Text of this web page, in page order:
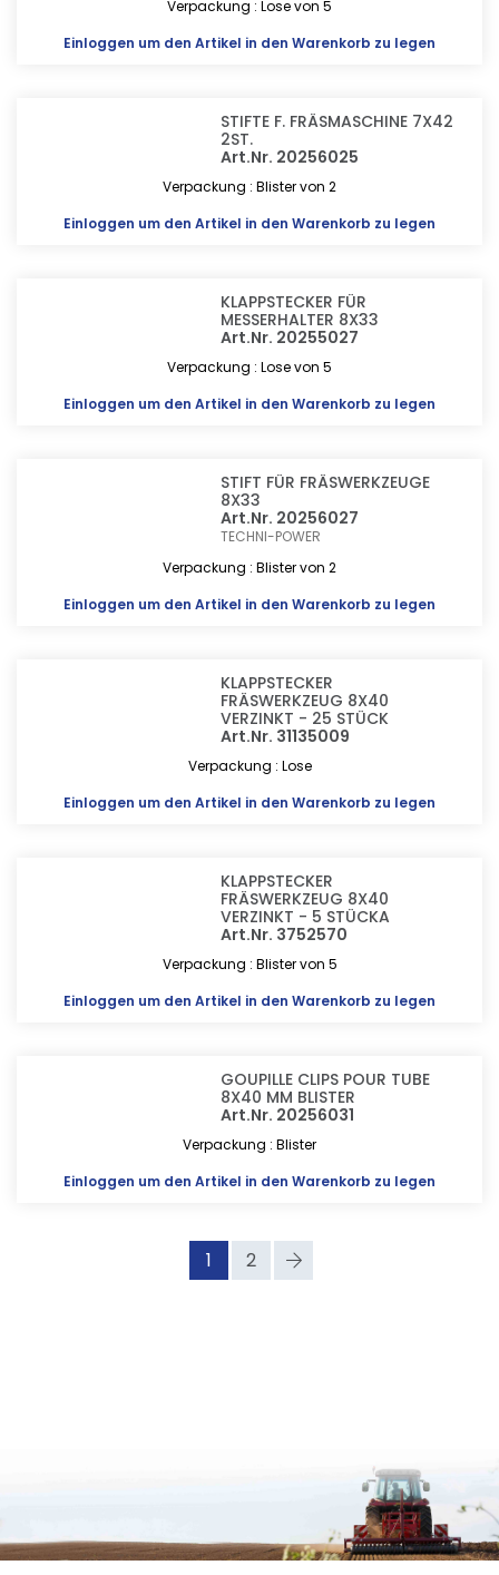
Verpackung : Lose von 5
Einloggen um den Artikel in den Warenkorb zu legen
STIFTE F. FRÄSMASCHINE 7X42
2ST.
Art.Nr. 20256025
Verpackung : Blister von 2
Einloggen um den Artikel in den Warenkorb zu legen
KLAPPSTECKER FÜR
MESSERHALTER 8X33
Art.Nr. 20255027
Verpackung : Lose von 5
Einloggen um den Artikel in den Warenkorb zu legen
STIFT FÜR FRÄSWERKZEUGE
8X33
Art.Nr. 20256027
TECHNI-POWER
Verpackung : Blister von 2
Einloggen um den Artikel in den Warenkorb zu legen
KLAPPSTECKER
FRÄSWERKZEUG 8X40
VERZINKT - 25 STÜCK
Art.Nr. 31135009
Verpackung : Lose
Einloggen um den Artikel in den Warenkorb zu legen
KLAPPSTECKER
FRÄSWERKZEUG 8X40
VERZINKT - 5 STÜCKA
Art.Nr. 3752570
Verpackung : Blister von 5
Einloggen um den Artikel in den Warenkorb zu legen
GOUPILLE CLIPS POUR TUBE
8X40 MM BLISTER
Art.Nr. 20256031
Verpackung : Blister
Einloggen um den Artikel in den Warenkorb zu legen
1 2